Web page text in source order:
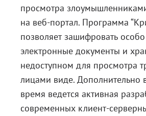
просмотра
на веб-портал. Программа
позволяет зашифровать
электронные документы и
недоступном для просмотра
лицами виде. Дополнительно
время ведется активная
современных клиент-